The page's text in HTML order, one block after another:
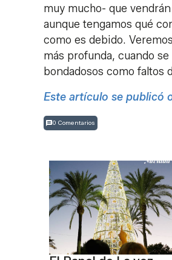
muy mucho- que
aunque tengamos qué
como es debido.
más profunda, cuando
bondadosos como faltos
Este artículo se publicó
0 Comentarios